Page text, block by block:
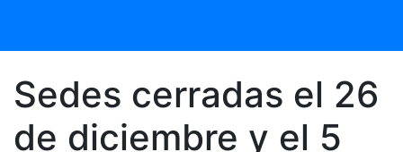
Sedes cerradas el 26
de diciembre y el 5